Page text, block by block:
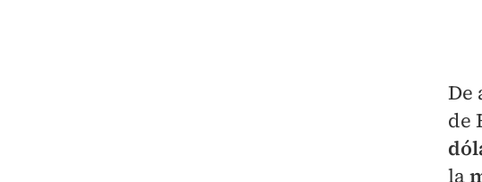
De
de
la